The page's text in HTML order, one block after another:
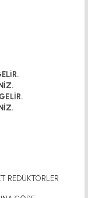
REDÜKTÖRLER